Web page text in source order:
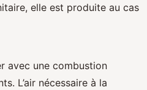
elle est produite au cas
avec une combustion
L’air nécessaire à la